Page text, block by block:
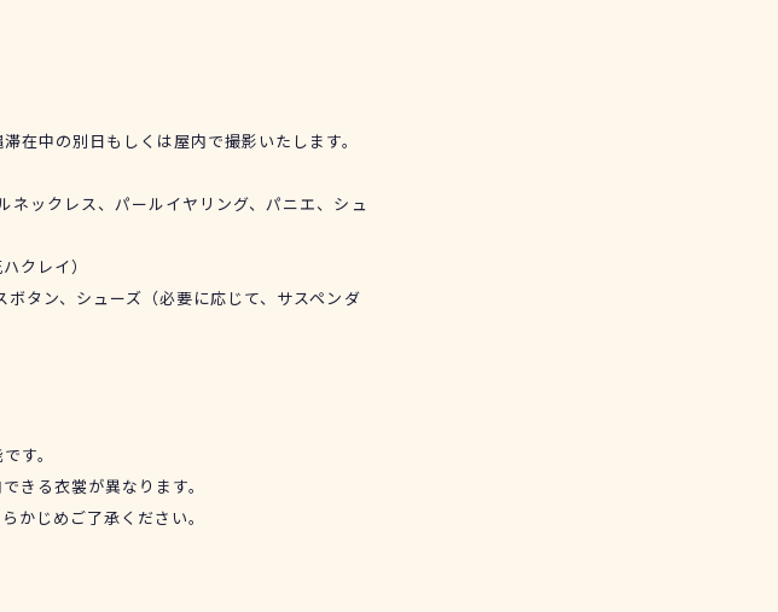
在中の別日もしくは屋内で撮影いたします。
ネックレス、パールイヤリング、パニエ、シュ
クレイ）
タン、シューズ（必要に応じて、サスペンダ
す。
きる衣裳が異なります。
かじめご了承ください。